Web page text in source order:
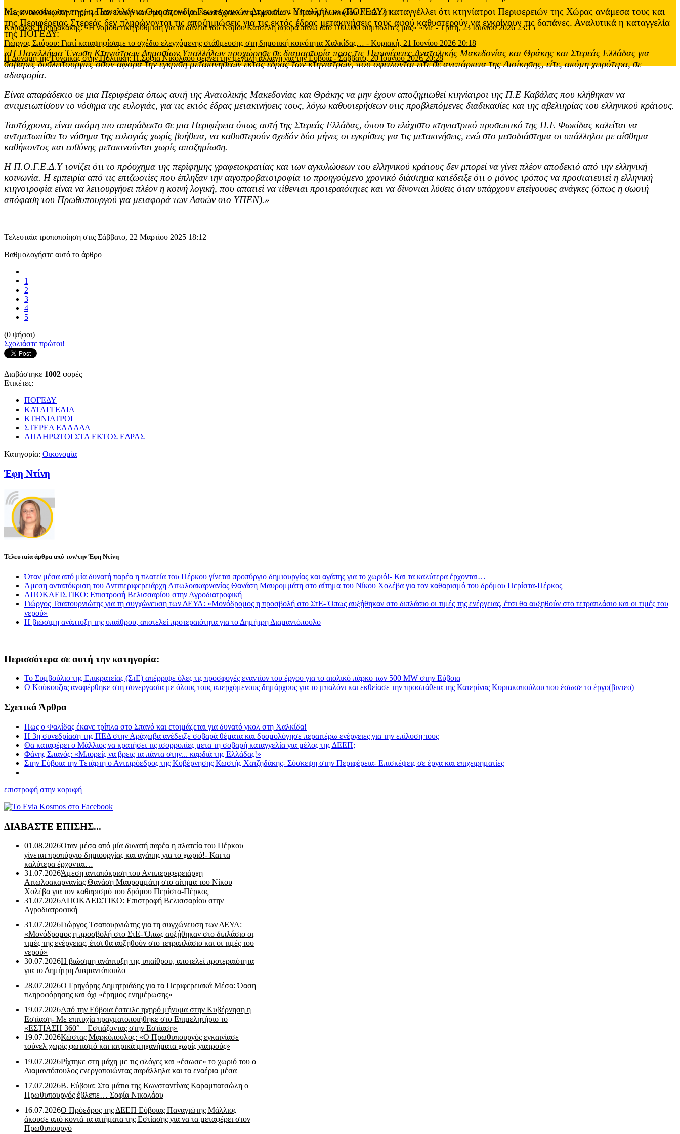
Πως ο Φαλίδας έκανε τρίπλα στο Σπανό και ετοιμάζεται για δυνατό γκολ στη Χαλκίδα!- Πέμπτη, 02 Ιουλίου 2026 22:15
Κυριάκος Πιερρακάκης: «Η νομοθετική ρύθμιση για τα δάνεια του Νόμου Κατσέλη αφορά πάνω από 100.000 συμπολίτες μας» «Με-Τρίτη, 23 Ιουνίου 2026 23:15
Γιώργος Σπύρου: Γιατί καταψηφίσαμε το σχέδιο ελεγχόμενης στάθμευσης στη δημοτική κοινότητα Χαλκίδας… - Κυριακή, 21 Ιουνίου 2026 20:18
Η Δύναμη της Γυναίκας στην Πολιτική: Η Σοφία Νικολάου φέρνει την μεγάλη αλλαγή για την Εύβοια-Σάββατο, 20 Ιουνίου 2026 20:28
Mε ανακοίνωση της, η Πανελλήνια Ομοσπονδία Γεωτεχνικών Δημοσίων Υπαλλήλων (ΠΟΓΕΔΥ) καταγγέλλει ότι κτηνίατροι Περιφερειών της Χώρας ανάμεσα τους και
της Περιφέρειας Στερεάς δεν πληρώνονται τις αποζημιώσεις για τις εκτός έδρας μετακινήσεις τους αφού καθυστερούν να εγκρίνουν τις δαπάνες. Αναλυτικά η καταγγελία
της ΠΟΓΕΔΥ:
«Η Πανελλήνια Ένωση Κτηνιάτρων Δημοσίων Υπαλλήλων προχώρησε σε διαμαρτυρία προς τις Περιφέρειες Ανατολικής Μακεδονίας και Θράκης και Στερεάς Ελλάδας για
σοβαρές δυσλειτουργίες όσον αφορά την έγκριση μετακινήσεων εκτός έδρας των κτηνιάτρων, που οφείλονται είτε σε ανεπάρκεια της Διοίκησης, είτε, ακόμη χειρότερα, σε
αδιαφορία.
Είναι απαράδεκτο σε μια Περιφέρεια όπως αυτή της Ανατολικής Μακεδονίας και Θράκης να μην έχουν αποζημιωθεί κτηνίατροι της Π.Ε Καβάλας που κλήθηκαν να
αντιμετωπίσουν το νόσημα της ευλογιάς, για τις εκτός έδρας μετακινήσεις τους, λόγω καθυστερήσεων στις προβλεπόμενες διαδικασίες και της αβελτηρίας του ελληνικού κράτους.
Ταυτόχρονα, είναι ακόμη πιο απαράδεκτο σε μια Περιφέρεια όπως αυτή της Στερεάς Ελλάδας, όπου το ελάχιστο κτηνιατρικό προσωπικό της Π.Ε Φωκίδας καλείται να
αντιμετωπίσει το νόσημα της ευλογιάς χωρίς βοήθεια, να καθυστερούν σχεδόν δύο μήνες οι εγκρίσεις για τις μετακινήσεις, ενώ στο μεσοδιάστημα οι υπάλληλοι με αίσθημα
καθήκοντος και ευθύνης μετακινούνται χωρίς αποζημίωση.
Η Π.Ο.Γ.Ε.Δ.Υ τονίζει ότι το πρόσχημα της περίφημης γραφειοκρατίας και των αγκυλώσεων του ελληνικού κράτους δεν μπορεί να γίνει πλέον αποδεκτό από την ελληνική
κοινωνία. Η εμπειρία από τις επιζωοτίες που έπληξαν την αιγοπροβατοτροφία το προηγούμενο χρονικό διάστημα κατέδειξε ότι ο μόνος τρόπος να προστατευτεί η ελληνική
κτηνοτροφία είναι να λειτουργήσει πλέον η κοινή λογική, που απαιτεί να τίθενται προτεραιότητες και να δίνονται λύσεις όταν υπάρχουν επείγουσες ανάγκες (όπως η σωστή
απόφαση του Πρωθυπουργού για μεταφορά των Δασών στο ΥΠΕΝ).»
Τελευταία τροποποίηση στις Σάββατο, 22 Μαρτίου 2025 18:12
Βαθμολογήστε αυτό το άρθρο
1
2
3
4
5
(0 ψήφοι)
Σχολιάστε πρώτοι!
Διαβάστηκε 1002 φορές
Ετικέτες:
ΠΟΓΕΔΥ
ΚΑΤΑΓΓΕΛΙΑ
ΚΤΗΝΙΑΤΡΟΙ
ΣΤΕΡΕΑ ΕΛΛΑΔΑ
ΑΠΛΗΡΩΤΟΙ ΣΤΑ ΕΚΤΟΣ ΕΔΡΑΣ
Κατηγορία: Οικονομία
Έφη Ντίνη
Τελευταία άρθρα από τον/την Έφη Ντίνη
Όταν μέσα από μία δυνατή παρέα η πλατεία του Πέρκου γίνεται προπύργιο δημιουργίας και αγάπης για το χωριό!- Και τα καλύτερα έρχονται…
Άμεση ανταπόκριση του Αντιπεριφερειάρχη Αιτωλοακαρνανίας Θανάση Μαυρομμάτη στο αίτημα του Νίκου Χολέβα για τον καθαρισμό του δρόμου Περίστα-Πέρκος
ΑΠΟΚΛΕΙΣΤΙΚΟ: Επιστροφή Βελισσαρίου στην Αγροδιατροφική
Γιώργος Τσαπουρνιώτης για τη συγχώνευση των ΔΕΥΑ: «Μονόδρομος η προσβολή στο ΣτΕ- Όπως αυξήθηκαν στο διπλάσιο οι τιμές της ενέργειας, έτσι θα αυξηθούν στο τετραπλάσιο και οι τιμές του
νερού»
Η βιώσιμη ανάπτυξη της υπαίθρου, αποτελεί προτεραιότητα για το Δημήτρη Διαμαντόπουλο
Περισσότερα σε αυτή την κατηγορία:
Το Συμβούλιο της Επικρατείας (ΣτΕ) απέρριψε όλες τις προσφυγές εναντίον του έργου για το αιολικό πάρκο των 500 MW στην Εύβοια
Ο Κούκουζας αναφέρθηκε στη συνεργασία με όλους τους απερχόμενους δημάρχους για το μπαλόνι και εκθείασε την προσπάθεια της Κατερίνας Κυριακοπούλου που έσωσε το έργο(βιντεο)
Σχετικά Άρθρα
Πως ο Φαλίδας έκανε τρίπλα στο Σπανό και ετοιμάζεται για δυνατό γκολ στη Χαλκίδα!
Η 3η συνεδρίαση της ΠΕΔ στην Αράχωβα ανέδειξε σοβαρά θέματα και δρομολόγησε περαιτέρω ενέργειες για την επίλυση τους
Θα καταφέρει ο Μάλλιος να κρατήσει τις ισορροπίες μετα τη σοβαρή καταγγελία για μέλος της ΔΕΕΠ;
Φάνης Σπανός: «Μπορείς να βρεις τα πάντα στην... καρδιά της Ελλάδας!»
Στην Εύβοια την Τετάρτη ο Αντιπρόεδρος της Κυβέρνησης Κωστής Χατζηδάκης- Σύσκεψη στην Περιφέρεια- Επισκέψεις σε έργα και επιχειρηματίες
επιστροφή στην κορυφή
ΔΙΑΒΑΣΤΕ ΕΠΙΣΗΣ...
01.08.2026Όταν μέσα από μία δυνατή παρέα η πλατεία του Πέρκου
γίνεται προπύργιο δημιουργίας και αγάπης για το χωριό!- Και τα
καλύτερα έρχονται…
31.07.2026Άμεση ανταπόκριση του Αντιπεριφερειάρχη
Αιτωλοακαρνανίας Θανάση Μαυρομμάτη στο αίτημα του Νίκου
Χολέβα για τον καθαρισμό του δρόμου Περίστα-Πέρκος
31.07.2026ΑΠΟΚΛΕΙΣΤΙΚΟ: Επιστροφή Βελισσαρίου στην
Αγροδιατροφική
31.07.2026Γιώργος Τσαπουρνιώτης για τη συγχώνευση των ΔΕΥΑ:
«Μονόδρομος η προσβολή στο ΣτΕ- Όπως αυξήθηκαν στο διπλάσιο οι
τιμές της ενέργειας, έτσι θα αυξηθούν στο τετραπλάσιο και οι τιμές του
νερού»
30.07.2026Η βιώσιμη ανάπτυξη της υπαίθρου, αποτελεί προτεραιότητα
για το Δημήτρη Διαμαντόπουλο
28.07.2026Ο Γρηγόρης Δημητριάδης για τα Περιφερειακά Μέσα: Όαση
πληροφόρησης και όχι «έρημος ενημέρωσης»
19.07.2026Από την Εύβοια έστειλε ηχηρό μήνυμα στην Κυβέρνηση η
Εστίαση- Με επιτυχία πραγματοποιήθηκε στο Επιμελητήριο το
«ΕΣΤΙΑΣΗ 360° – Εστιάζοντας στην Εστίαση»
19.07.2026Κώστας Μαρκόπουλος: «Ο Πρωθυπουργός εγκαινίασε
τούνελ χωρίς φωτισμό και ιατρικά μηχανήματα χωρίς γιατρούς»
19.07.2026Ρίχτηκε στη μάχη με τις φλόγες και «έσωσε» το χωριό του ο
Διαμαντόπουλος ενεργοποιώντας παράλληλα και τα εναέρια μέσα
17.07.2026Β. Εύβοια: Στα μάτια της Κωνσταντίνας Καραμπατσώλη ο
Πρωθυπουργός έβλεπε… Σοφία Νικολάου
16.07.2026Ο Πρόεδρος της ΔΕΕΠ Εύβοιας Παναγιώτης Μάλλιος
άκουσε από κοντά τα αιτήματα της Εστίασης για να τα μεταφέρει στον
Πρωθυπουργό